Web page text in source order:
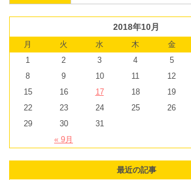
2018年10月
月 火 水 木 金
« 9月
1 2 3 4 5
8
9 10 11 12
15
16 17 18 19
22
23 24 25 26
29
30 31
最近の記事